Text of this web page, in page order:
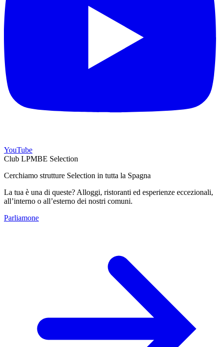
YouTube
Club LPMBE Selection
Cerchiamo strutture Selection in tutta la Spagna
La tua è una di queste? Alloggi, ristoranti ed esperienze eccezionali,
all’interno o all’esterno dei nostri comuni.
Parliamone